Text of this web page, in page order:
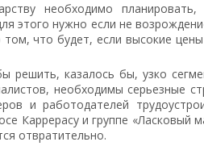
необходимо
этого нужно если не
том, что будет, если высокие
решить, казалось бы, узко
необходимы серьезные
и работодателей
Каррерасу и группе «Ласковый
отвратительно.